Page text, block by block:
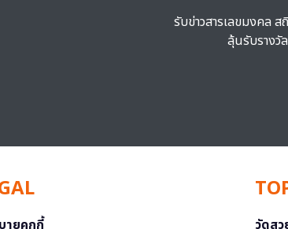
รับข่าวสารเลขมงคล ส
ลุ้นรับรางวั
ายคุกกี้ วัดสว